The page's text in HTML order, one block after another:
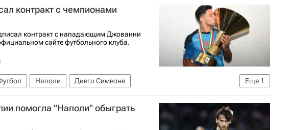
контракт с чемпионами
контракт с нападающим Джованни
сайте футбольного клуба.
Еще 1
Наполи
Диего Симеоне
Италии по футболу)
помогла "Наполи" обыграть